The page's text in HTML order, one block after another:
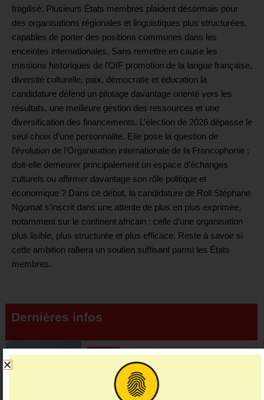
fragilisé. Plusieurs États membres plaident désormais pour
des organisations régionales et linguistiques plus structurées,
capables de porter des positions communes dans les
enceintes internationales. Sans remettre en cause les
missions historiques de l’OIF promotion de la langue française,
diversité culturelle, paix, démocratie et éducation la
candidature défend un pilotage davantage orienté vers les
résultats, une meilleure gestion des ressources et une
diversification des financements. L’élection de 2026 dépasse le
seul choix d’une personnalité. Elle pose la question de
l’évolution de l’Organisation internationale de la Francophonie :
doit-elle demeurer principalement un espace d’échanges
culturels ou affirmer davantage son rôle politique et
économique ? Dans ce débat, la candidature de Roll Stéphane
Ngomat s’inscrit dans une attente de plus en plus exprimée,
notamment sur le continent africain : celle d’une organisation
plus lisible, plus structurée et plus efficace. Reste à savoir si
cette ambition ralliera un soutien suffisant parmi les États
membres.
Dernières infos
920 millions de dollars levés : le Gabon
rouvre les portes …
01:37
31 juillet 2026